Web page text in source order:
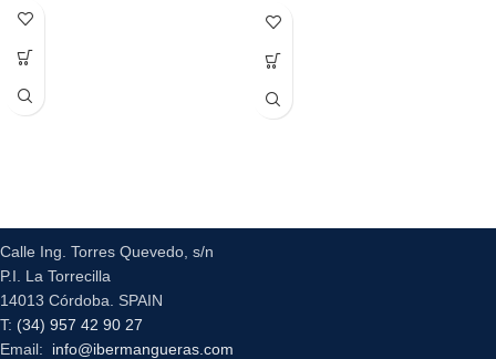
Calle Ing. Torres Quevedo, s/n
P.I. La Torrecilla
14013 Córdoba. SPAIN
T: (34) 957 42 90 27
Email: info@ibermangueras.com